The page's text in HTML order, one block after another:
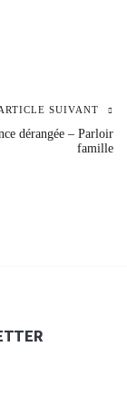
SUIVANT
dérangée – Parloir
famille